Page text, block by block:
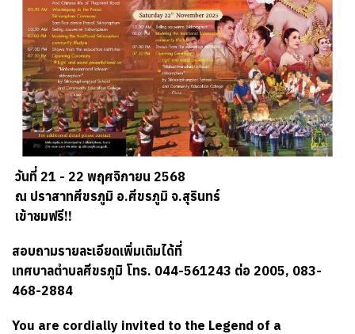
วันที่ 21 - 22 พฤศจิกายน 2568
ณ ปราสาทศีขรภูมิ อ.ศีขรภูมิ จ.สุรินทร์
เข้าชมฟรี!!
สอบถามรายละเอียดเพิ่มเติมได้ที่
เทศบาลตำบลศีขรภูมิ โทร. 044-561243 ต่อ 2005, 083-
468-2884
You are cordially invited to the Legend of a